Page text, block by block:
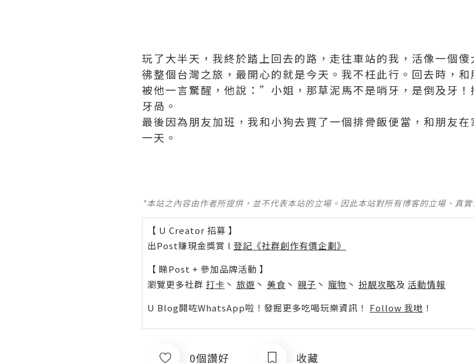
玩了大半天，我終於踏上回去的路，走往車站的我，活像一個
彿整個台灣之旅，最開心的就是今天。我不枉此行。回去時，
被他一言驚醒，他說：”小姐，那草泥馬不是哨牙，是倒及牙
牙咼。
最後因為朋友加班，我和小狗去買了一個排骨飯便當，和朋友
一天。
*本站之內容由作者所提供，並不代表本站的立場。因此本站對所有博客的立場、真
【 U Creator 招募 】
出Post賺現金獎賞 l 登記《社群創作有價企劃》
【 睇Post + 參加品牌活動 】
瀏覽更多社群 打卡 丶 旅遊 丶 美食 丶 親子 丶 寵物 丶 扮靚攻略及 活動情報
U Blog開咗WhatsApp啦！發掘更多吃喝玩樂資訊！ Follow 我哋 ！
0個讚好 收藏